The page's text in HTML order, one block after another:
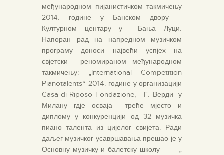
међународном пијанистичком такмичењу
2014. године у Банском двору –
Културном центару у Бања Луци.
Напоран рад на напредном музичком
програму доноси највећи успјех на
свјетски реномираном међународном
такмичењу: „International Competition
Pianotalents“ 2014. године у организацији
Casa di Riposo Fondazione, Г. Верди у
Милану гдје осваја треће мјесто и
диплому у конкуренцији од 32 музичка
пиано талента из цијелог свијета. Ради
даљег музичког усавршавања прешао је у
Основну музичку и балетску школу „